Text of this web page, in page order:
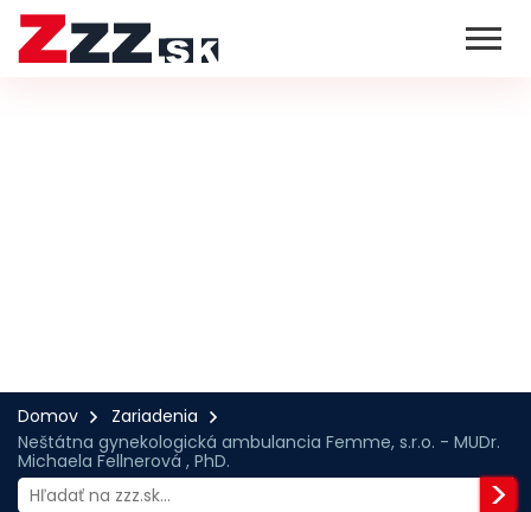
Domov
Zariadenia
Neštátna gynekologická ambulancia Femme, s.r.o. - MUDr.
Michaela Fellnerová , PhD.